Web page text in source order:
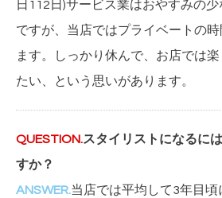
日112日)サービス業はおやすみの
ですが、当店ではプライベートの
ます。しっかり休んで、お店では
たい、という思いがあります。
スタイリストになるに
すか？
当店では平均して3年目